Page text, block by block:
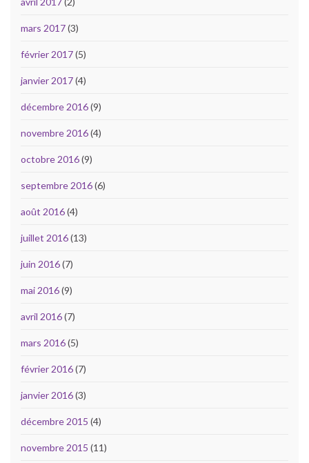
mars 2017(3)
février 2017(5)
janvier 2017(4)
décembre 2016(9)
novembre 2016(4)
octobre 2016(9)
septembre 2016(6)
août 2016(4)
juillet 2016(13)
juin 2016(7)
mai 2016(9)
avril 2016(7)
mars 2016(5)
février 2016(7)
janvier 2016(3)
décembre 2015 (4)
novembre 2015 (11)